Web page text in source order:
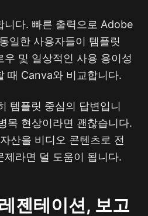
니다. 빠른 출력으로 Adobe
일한 사용자들이 템플릿
우 및 일상적인 사용 용이성
때 Canva와 비교합니다.
템플릿 중심의 답변입니
목 현상이라면 괜찮습니다.
산을 비디오 콘텐츠로 전
제라면 덜 도움이 됩니다.
젠테이션, 보고